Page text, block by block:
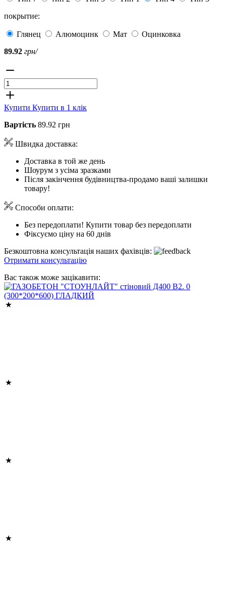
покрытие:
Глянец Алюмоцинк Мат
Оцинковка
89.92 грн/
Купити Купити в 1 клік
Вартість 89.92 грн
Швидка доставка:
Доставка в той же день
Шоурум з усіма зразками
Після закінчення будівництва-продамо ваші залишки
товару!
Способи оплати:
Без передоплати! Купити товар без передоплати
Фіксуємо ціну на 60 днів
Безкоштовна консультація наших фахівців:
Отримати консультацію
Вас також може зацікавити: